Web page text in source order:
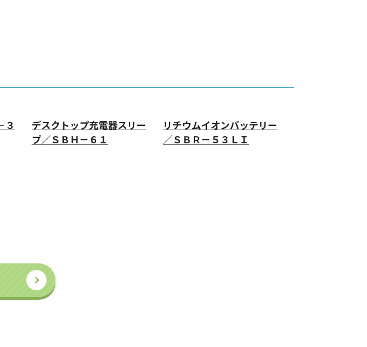
３
デスクトップ充電器スリー
プ／ＳＢＨ－６１
リチウムイオンバッテリー
／ＳＢＲ－５３ＬＩ